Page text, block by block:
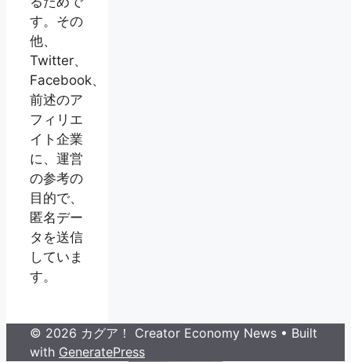
す。その
他、
Twitter、
Facebook、
前述のア
フィリエ
イト企業
に、運営
の参考の
目的で、
匿名デー
タを送信
していま
す。
© 2026 カグア！ Creator Economy News • Built
with GeneratePress